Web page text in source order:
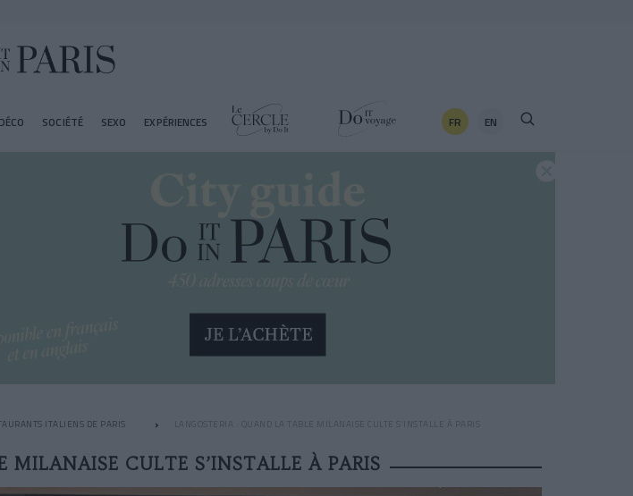
SOCIÉTÉ SEXO EXPÉRIENCES FR EN
ITALIENS DE PARIS LANGOSTERIA : QUAND LA TABLE MILANAISE CULTE S’INSTALLE À PARIS
CULTE S’INSTALLE À PARIS